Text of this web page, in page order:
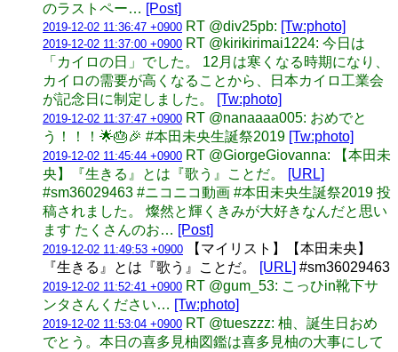
のラストペー… [Post]
2019-12-02 11:36:47 +0900 RT @div25pb: [Tw:photo]
2019-12-02 11:37:00 +0900 RT @kirikirimai1224: 今日は
「カイロの日」でした。 12月は寒くなる時期になり、
カイロの需要が高くなることから、日本カイロ工業会
が記念日に制定しました。
[Tw:photo]
2019-12-02 11:37:47 +0900 RT @nanaaaa005: おめでと
う！！！🌟🎂🎉 #本田未央生誕祭2019 [Tw:photo]
2019-12-02 11:45:44 +0900 RT @GiorgeGiovanna: 【本田未
央】『生きる』とは『歌う』ことだ。
[URL]
#sm36029463 #ニコニコ動画 #本田未央生誕祭2019 投
稿されました。 燦然と輝くきみが大好きなんだと思い
ます たくさんのお… [Post]
2019-12-02 11:49:53 +0900 【マイリスト】【本田未央】
『生きる』とは『歌う』ことだ。
[URL] #sm36029463
2019-12-02 11:52:41 +0900 RT @gum_53: こっひin靴下サ
ンタさんください… [Tw:photo]
2019-12-02 11:53:04 +0900 RT @tueszzz: 柚、誕生日おめ
でとう。本日の喜多見柚図鑑は喜多見柚の大事にして